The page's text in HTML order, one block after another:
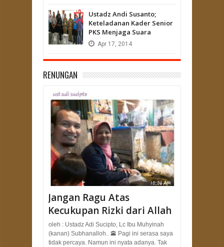
Ustadz Andi Susanto;
Keteladanan Kader Senior
PKS Menjaga Suara
Apr 17, 2014
RENUNGAN
Jangan Ragu Atas
Kecukupan Rizki dari Allah
oleh : Ustadz Adi Sucipto, Lc Ibu Muhyinah
(kanan) Subhanalloh.. 🕋 Pagi ini serasa saya
tidak percaya. Namun ini nyata adanya. Tak